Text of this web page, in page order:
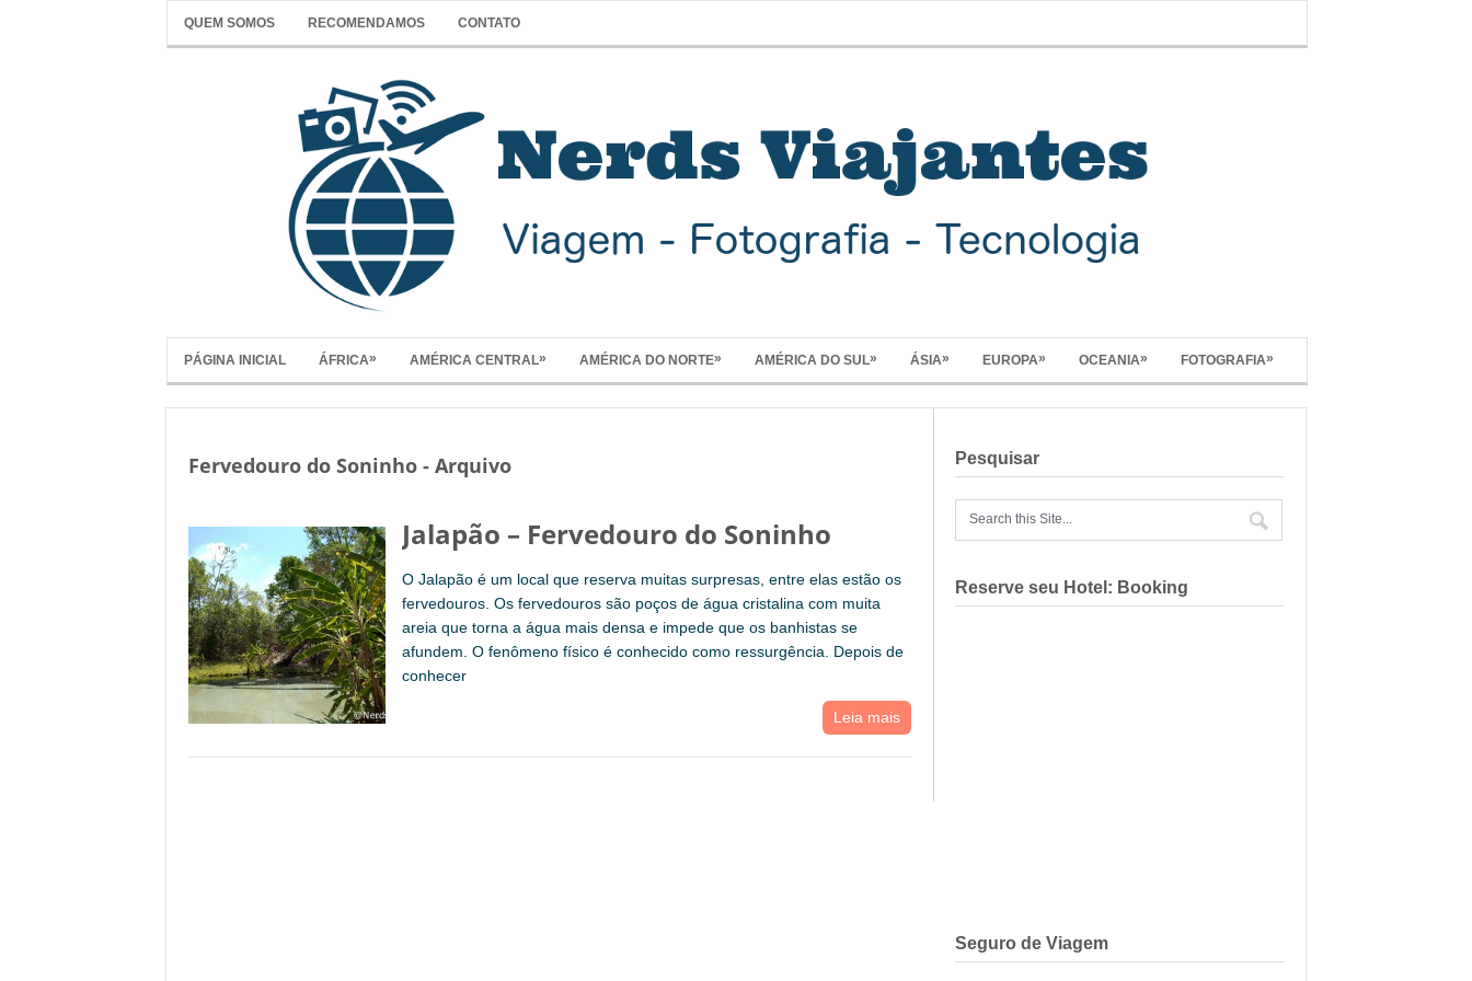
QUEM SOMOS RECOMENDAMOS CONTATO
PÁGINA INICIAL ÁFRICA» AMÉRICA CENTRAL» AMÉRICA DO NORTE» AMÉRICA DO SUL» ÁSIA» EUROPA» OCEANIA» FOTOGRAFIA»
Fervedouro do Soninho - Arquivo
Jalapão – Fervedouro do Soninho
O Jalapão é um local que reserva muitas surpresas, entre elas estão os
fervedouros. Os fervedouros são poços de água cristalina com muita
areia que torna a água mais densa e impede que os banhistas se
afundem. O fenômeno físico é conhecido como ressurgência. Depois de
conhecer
Leia mais
Pesquisar
Reserve seu Hotel: Booking
Seguro de Viagem